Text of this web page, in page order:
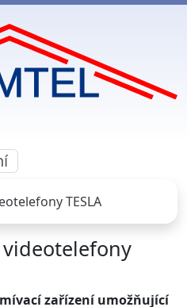
TESLA
zařízení umožňující